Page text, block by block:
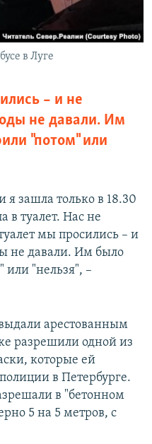
в Луге
– и не
не давали. Им
"потом" или
я зашла только в 18.30
в туалет. Нас не
мы просились – и
не давали. Им было
или "нельзя", –
арестованным
разрешили одной из
которые ей
в Петербурге.
в "бетонном
5 на 5 метров, с